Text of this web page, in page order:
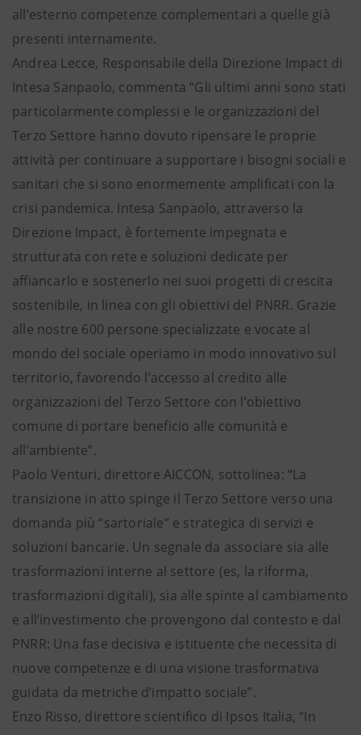
all’esterno competenze complementari a quelle già
presenti internamente.
Andrea Lecce, Responsabile della Direzione Impact di
Intesa Sanpaolo, commenta “Gli ultimi anni sono stati
particolarmente complessi e le organizzazioni del
Terzo Settore hanno dovuto ripensare le proprie
attività per continuare a supportare i bisogni sociali e
sanitari che si sono enormemente amplificati con la
crisi pandemica. Intesa Sanpaolo, attraverso la
Direzione Impact, è fortemente impegnata e
strutturata con rete e soluzioni dedicate per
affiancarlo e sostenerlo nei suoi progetti di crescita
sostenibile, in linea con gli obiettivi del PNRR. Grazie
alle nostre 600 persone specializzate e vocate al
mondo del sociale operiamo in modo innovativo sul
territorio, favorendo l’accesso al credito alle
organizzazioni del Terzo Settore con l’obiettivo
comune di portare beneficio alle comunità e
all’ambiente”.
Paolo Venturi, direttore AICCON, sottolinea: “La
transizione in atto spinge il Terzo Settore verso una
domanda più “sartoriale” e strategica di servizi e
soluzioni bancarie. Un segnale da associare sia alle
trasformazioni interne al settore (es, la riforma,
trasformazioni digitali), sia alle spinte al cambiamento
e all’investimento che provengono dal contesto e dal
PNRR: Una fase decisiva e istituente che necessita di
nuove competenze e di una visione trasformativa
guidata da metriche d’impatto sociale”.
Enzo Risso, direttore scientifico di Ipsos Italia, “In